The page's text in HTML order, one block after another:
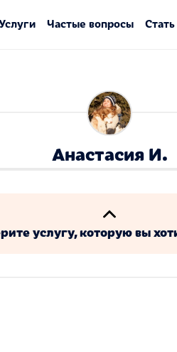
Частые вопросы
Анастасия И.
услугу, которую вы